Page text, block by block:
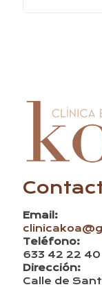
Email:
Teléfono:
633 42 22 40
Dirección:
Calle de